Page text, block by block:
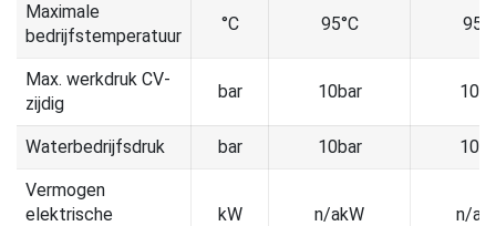
Maximale
bedrijfstemperatuur
°C 95°C
Max. werkdruk CV-
zijdig
bar 10bar
Waterbedrijfsdruk bar 10bar
Vermogen
elektrische
kW n/akW n/